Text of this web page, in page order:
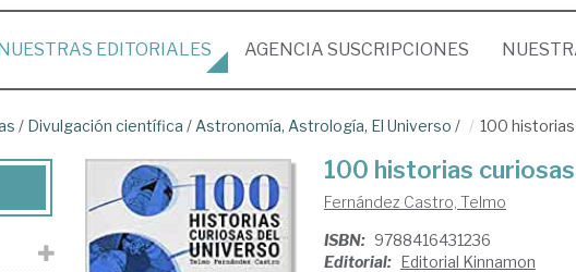
EDITORIALES AGENCIA SUSCRIPCIONES
/ Divulgación científica / Astronomía, Astrología, El Universo / 100
100 historias
Fernández Castro, Telmo
ISBN: 9788416431236
Editorial: Editorial Kinnamon